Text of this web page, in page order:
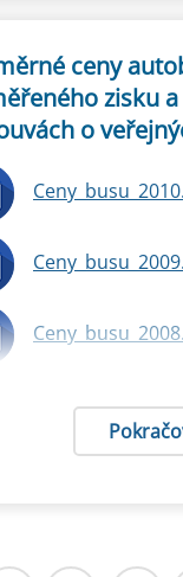
ceny
zisku
o